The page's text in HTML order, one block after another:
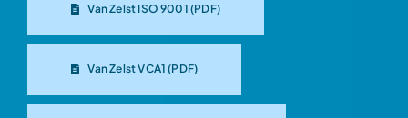
Van Zelst ISO 9001 (PDF)
Van Zelst VCA1 (PDF)